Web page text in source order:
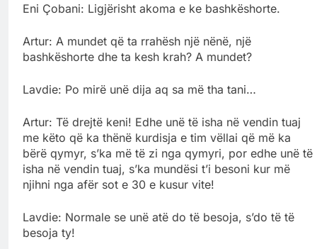
Eni Çobani: Ligjërisht akoma e ke bashkëshorte.
Artur: A mundet që ta rrahësh një nënë, një
bashkëshorte dhe ta kesh krah? A mundet?
Lavdie: Po mirë unë dija aq sa më tha tani…
Artur: Të drejtë keni! Edhe unë të isha në vendin tuaj
me këto që ka thënë kurdisja e tim vëllai që më ka
bërë qymyr, s’ka më të zi nga qymyri, por edhe unë të
isha në vendin tuaj, s’ka mundësi t’i besoni kur më
njihni nga afër sot e 30 e kusur vite!
Lavdie: Normale se unë atë do të besoja, s’do të të
besoja ty!